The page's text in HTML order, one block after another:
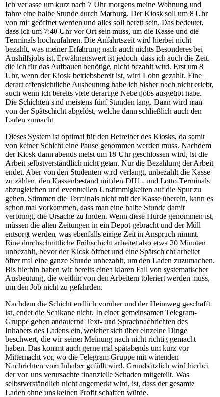
Ich verlasse um kurz nach 7 Uhr morgens meine Wohnung und
fahre eine halbe Stunde durch Marburg. Der Kiosk soll um 8 Uhr
von mir geöffnet werden und alles soll bereit sein. Das bedeutet,
dass ich um 7:40 Uhr vor Ort sein muss, um die Kasse und die
Terminals hochzufahren. Die Anfahrtszeit wird hierbei nicht
bezahlt, was meiner Erfahrung nach auch nichts Besonderes bei
Aushilfsjobs ist. Erwähnenswert ist jedoch, dass ich auch die Zeit,
die ich für das Aufbauen benötige, nicht bezahlt wird. Erst um 8
Uhr, wenn der Kiosk betriebsbereit ist, wird Lohn gezahlt. Eine
derart offensichtliche Ausbeutung habe ich bisher noch nicht erlebt,
auch wenn ich bereits viele derartige Nebenjobs ausgeübt habe.
Die Schichten sind meistens fünf Stunden lang. Dann wird man
von der Spätschicht abgelöst, welche dann schließlich auch den
Laden zumacht.
Dieses System ist optimal für den Betreiber des Kiosks, da somit
von keiner Schicht eine Pause genommen werden muss. Nachdem
der Kiosk dann abends meist um 18 Uhr geschlossen wird, ist die
Arbeit selbstverständlich nicht getan. Nur die Bezahlung der Arbeit
endet. Aber von den Studenten wird verlangt, unbezahlt die Kasse
zu zählen, den Kassenbestand mit den DHL- und Lotto-Terminals
abzugleichen und eventuellen Unstimmigkeiten auf die Spur zu
gehen. Stimmen die Terminals nicht mit der Kasse überein, kann es
schon mal vorkommen, dass man eine halbe Stunde damit
verbringt, die Ursache zu finden. Wenn diese Hürde genommen ist,
müssen die alten Zeitungen in ein Depot gebracht und der Müll
entsorgt werden, was ebenfalls einige Zeit in Anspruch nimmt.
Eine durchschnittliche Frühschicht arbeitet also etwa 20 Minuten
unbezahlt, bevor der Kiosk öffnet und eine Spätschicht arbeitet
öfter mal eine ganze Stunde unbezahlt, um den Laden zuzumachen.
Bis hierhin haben wir bereits einen klaren Fall von systematischer
Ausbeutung, die weithin von den Arbeitern toleriert werden muss,
um den Job nicht zu gefährden.
Nachdem die Schicht endlich vorüber und der Heimweg geschafft
ist, endet die Schikane nicht. In einer gemeinsamen Telegram-
Gruppe gehen andauernd Text- und Sprachnachrichten des
Inhabers des Ladens ein, welcher sich über einzelne Dinge
beschwert, die wir seiner Meinung nach nicht richtig gemacht
haben. Das kommt auch gerne mal spätabends um kurz vor
Mitternacht vor, wo die Telegram-Gruppe mit wütenden
Nachrichten vom Inhaber gefüllt wird. Grundsätzlich wird hierbei
der von uns verursachte finanzielle Schaden mitgeteilt. Was
selbstverständlich nicht angemerkt wird, ist, dass der gesamte
Laden ohne uns keinen Profit schaffen würde.